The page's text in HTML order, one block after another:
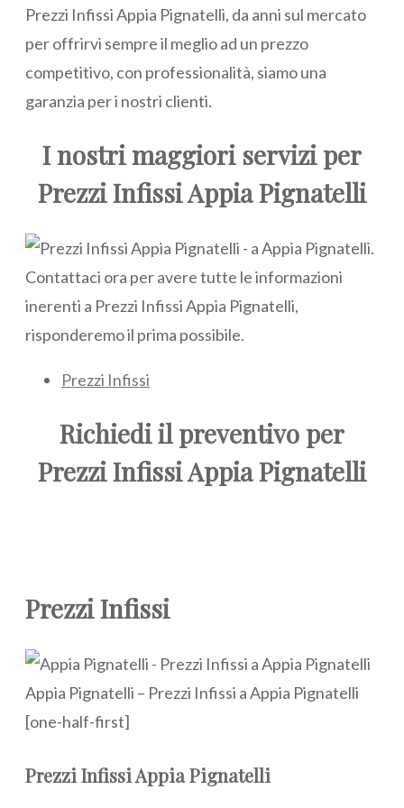
Prezzi Infissi Appia Pignatelli, da anni sul mercato
per offrirvi sempre il meglio ad un prezzo
competitivo, con professionalità, siamo una
garanzia per i nostri clienti.
I nostri maggiori servizi per
Prezzi Infissi Appia Pignatelli
Prezzi Infissi
Richiedi il preventivo per
Prezzi Infissi Appia Pignatelli
Prezzi Infissi
Appia Pignatelli – Prezzi Infissi a Appia Pignatelli
[one-half-first]
Prezzi Infissi Appia Pignatelli